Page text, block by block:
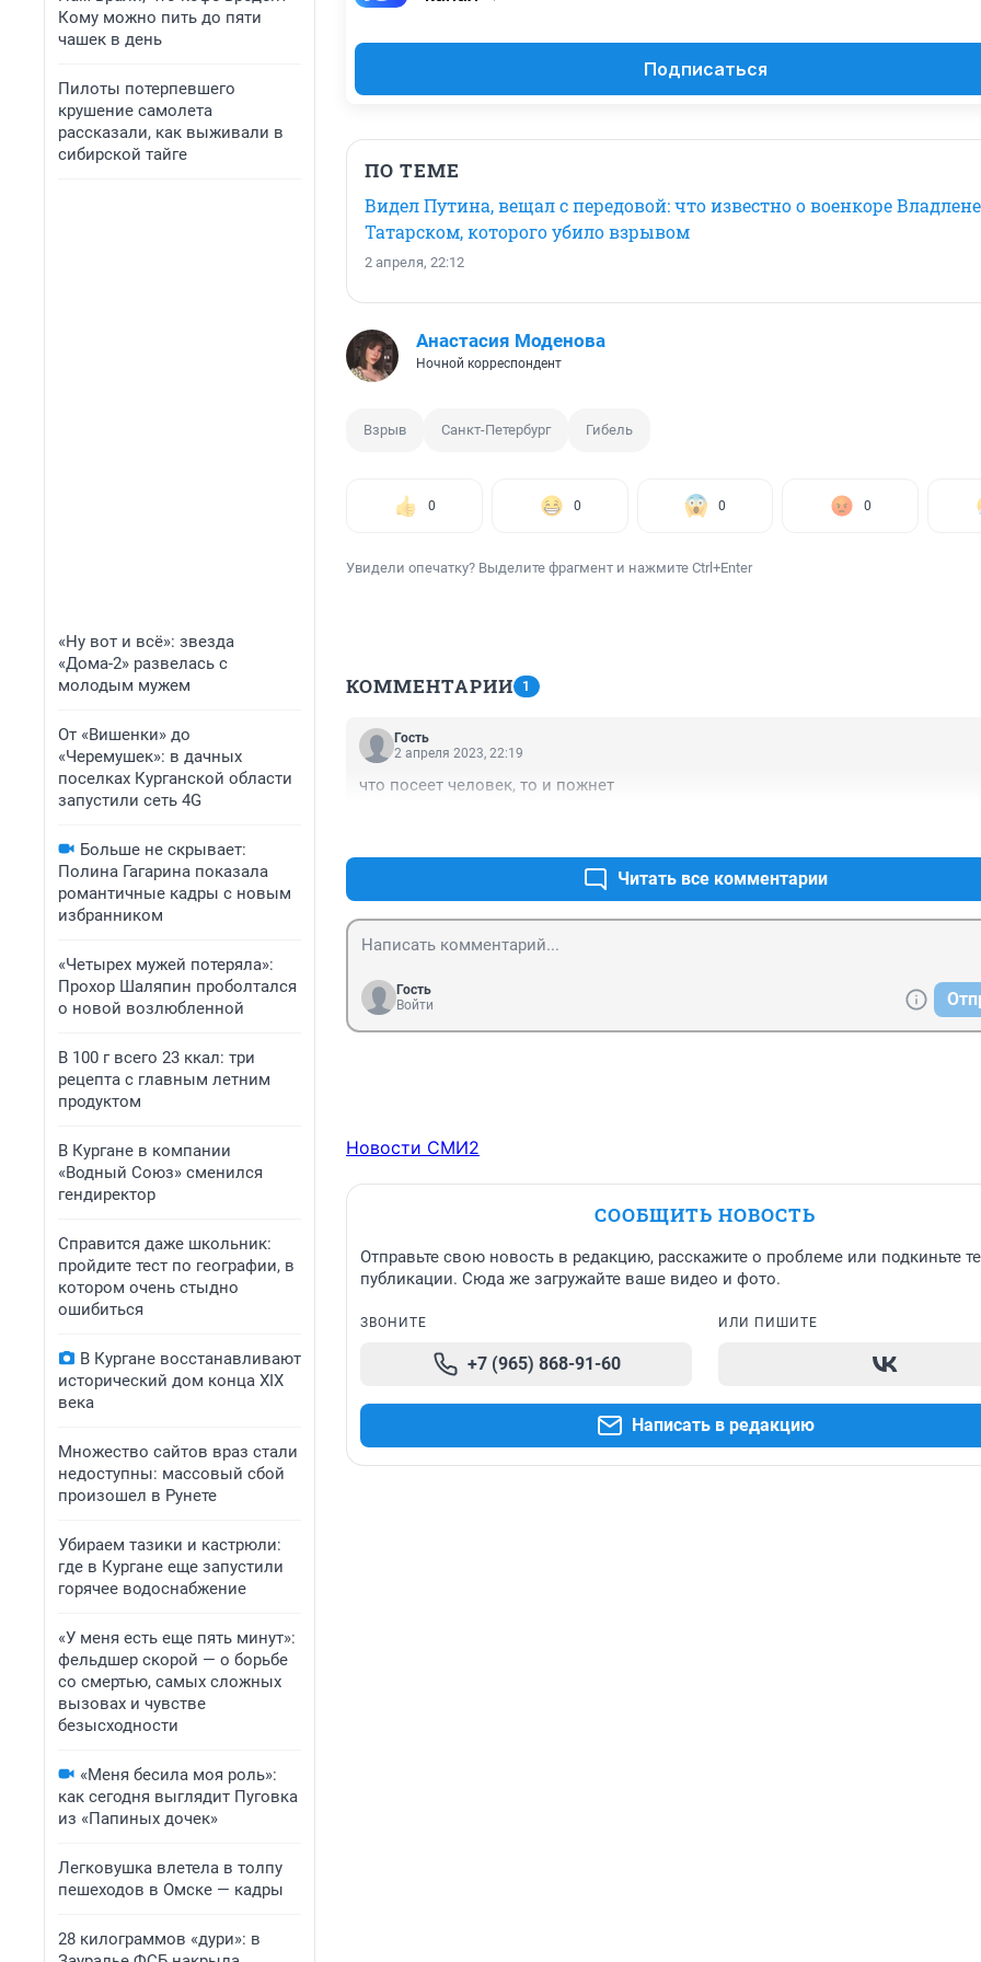
Кому можно пить до пяти
чашек в день
Пилоты потерпевшего
крушение самолета
рассказали, как выживали в
сибирской тайге
«Ну вот и всё»: звезда
«Дома-2» развелась с
молодым мужем
От «Вишенки» до
«Черемушек»: в дачных
поселках Курганской области
запустили сеть 4G
Больше не скрывает:
Полина Гагарина показала
романтичные кадры с новым
избранником
«Четырех мужей потеряла»:
Прохор Шаляпин проболтался
о новой возлюбленной
В 100 г всего 23 ккал: три
рецепта с главным летним
продуктом
В Кургане в компании
«Водный Союз» сменился
гендиректор
Справится даже школьник:
пройдите тест по географии, в
котором очень стыдно
ошибиться
В Кургане восстанавливают
исторический дом конца XIX
века
Множество сайтов враз стали
недоступны: массовый сбой
произошел в Рунете
Убираем тазики и кастрюли:
где в Кургане еще запустили
горячее водоснабжение
«У меня есть еще пять минут»:
фельдшер скорой — о борьбе
со смертью, самых сложных
вызовах и чувстве
безысходности
«Меня бесила моя роль»:
как сегодня выглядит Пуговка
из «Папиных дочек»
Легковушка влетела в толпу
пешеходов в Омске — кадры
28 килограммов «дури»: в
Подписаться
ПО ТЕМЕ
Видел Путина, вещал с передовой: что известно о военкоре Владлене
Татарском, которого убило взрывом
2 апреля, 22:12
Анастасия Моденова
Ночной корреспондент
Взрыв Санкт-Петербург Гибель
0 0 0 0
Увидели опечатку? Выделите фрагмент и нажмите Ctrl+Enter
КОММЕНТАРИИ 1
Гость
2 апреля 2023, 22:19
что посеет человек, то и пожнет
Читать все комментарии
Гость
Войти
Новости СМИ2
СООБЩИТЬ НОВОСТЬ
Отправьте свою новость в редакцию, расскажите о проблеме или подкиньте
публикации. Сюда же загружайте ваше видео и фото.
ЗВОНИТЕ
+7 (965) 868-91-60
ИЛИ ПИШИТЕ
Написать в редакцию